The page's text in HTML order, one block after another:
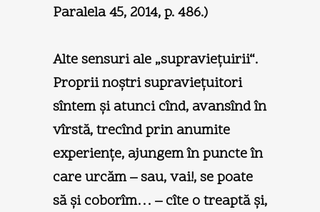
Paralela 45, 2014, p. 486.)
Alte sensuri ale „supravieţuirii“.
Proprii noştri supravieţuitori
sîntem şi atunci cînd, avansînd în
vîrstă, trecînd prin anumite
experienţe, ajungem în puncte în
care urcăm – sau, vai!, se poate
să şi coborîm… – cîte o treaptă şi,